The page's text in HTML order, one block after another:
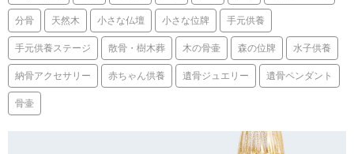
分骨 天然木 小さな仏壇 小さな位牌 手元供養
手元供養ステージ 散骨・樹木葬 木の骨壷 森の位牌 水子供養
納骨アクセサリー 赤ちゃん供養 遺骨ジュエリー 遺骨ペンダント
骨壷